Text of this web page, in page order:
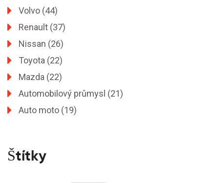
Volvo (44)
Renault (37)
Nissan (26)
Toyota (22)
Mazda (22)
Automobilový průmysl (21)
Auto moto (19)
Štítky